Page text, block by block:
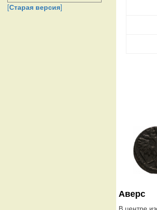
[Старая версия]
Аверс
В центре